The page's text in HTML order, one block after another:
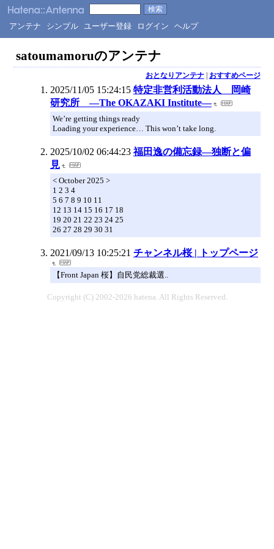
アンテナ シンプル ユーザー登録 ログイン ヘルプ
satoumamoruのアンテナ
おとなりアンテナ| おすすめページ
2025/11/05 15:24:15 特定非営利活動法人 岡崎
研究所 ―The OKAZAKI Institute―
We’re getting things ready
Loading your experience… This won’t take long.
2025/10/02 06:44:23 福田逸の備忘録―独断と偏
見
< October 2025 >
1 2 3 4
5 6 7 8 9 10 11
12 13 14 15 16 17 18
19 20 21 22 23 24 25
26 27 28 29 30 31
2021/09/13 10:25:21 チャンネル桜 | トップページ
【Front Japan 桜】自民党総裁選..
Copyright (C) 2002-2026 hatena. All Rights Reserved.